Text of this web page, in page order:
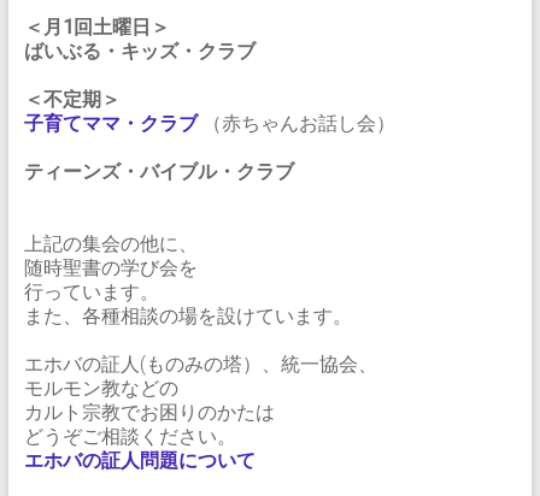
＜月1回土曜日＞
ばいぶる・キッズ・クラブ
＜不定期＞
子育てママ・クラブ（赤ちゃんお話し会）
ティーンズ・バイブル・クラブ
上記の集会の他に、
随時聖書の学び会を
行っています。
また、各種相談の場を設けています。
エホバの証人(ものみの塔）、統一協会、
モルモン教などの
カルト宗教でお困りのかたは
どうぞご相談ください。
エホバの証人問題について